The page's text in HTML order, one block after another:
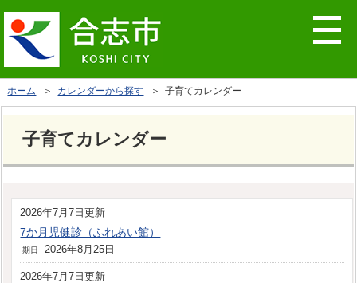
ホーム ＞ カレンダーから探す ＞ 子育てカレンダー
子育てカレンダー
2026年7月7日更新
7か月児健診（ふれあい館）
期日 2026年8月25日
2026年7月7日更新